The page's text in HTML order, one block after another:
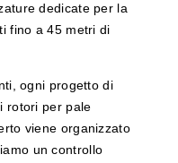
dedicate per la
fino a 45 metri di
ogni progetto di
rotori per pale
viene organizzato
un controllo